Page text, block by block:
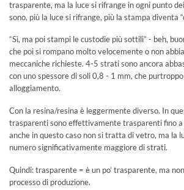
trasparente, ma la luce si rifrange in ogni punto
sono, più la luce si rifrange, più la stampa diventa
“Sì, ma poi stampi le custodie più sottili” - beh,
che poi si rompano molto velocemente o non
meccaniche richieste. 4-5 strati sono ancora
con uno spessore di soli 0,8 - 1 mm, che
alloggiamento.
Con la resina/resina è leggermente diverso. In
trasparenti sono effettivamente trasparenti fino a
anche in questo caso non si tratta di vetro, ma la
numero significativamente maggiore di strati.
Quindi: trasparente = è un po’ trasparente, ma
processo di produzione.